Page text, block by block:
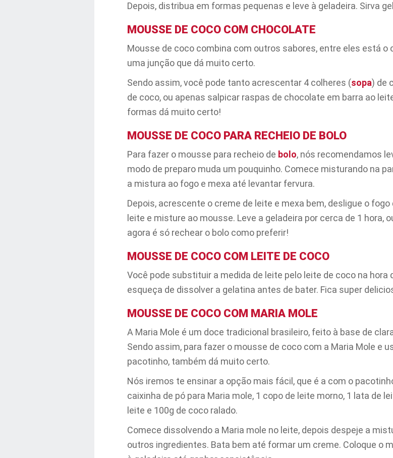
Depois, distribua em formas pequenas e leve à geladeira. Sirva
MOUSSE DE COCO COM CHOCOLATE
Mousse de coco combina com outros sabores, entre eles está o
uma junção que dá muito certo.
Sendo assim, você pode tanto acrescentar 4 colheres (sopa) de
de coco, ou apenas salpicar raspas de chocolate em barra ao
formas dá muito certo!
MOUSSE DE COCO PARA RECHEIO DE BOLO
Para fazer o mousse para recheio de bolo, nós recomendamos
modo de preparo muda um pouquinho. Comece misturando na
a mistura ao fogo e mexa até levantar fervura.
Depois, acrescente o creme de leite e mexa bem, desligue o
leite e misture ao mousse. Leve a geladeira por cerca de 1 hora,
agora é só rechear o bolo como preferir!
MOUSSE DE COCO COM LEITE DE COCO
Você pode substituir a medida de leite pelo leite de coco na
esqueça de dissolver a gelatina antes de bater. Fica super
MOUSSE DE COCO COM MARIA MOLE
A Maria Mole é um doce tradicional brasileiro, feito à base de
Sendo assim, para fazer o mousse de coco com a Maria Mole e
pacotinho, também dá muito certo.
Nós iremos te ensinar a opção mais fácil, que é a com o
caixinha de pó para Maria mole, 1 copo de leite morno, 1 lata de
leite e 100g de coco ralado.
Comece dissolvendo a Maria mole no leite, depois despeje a
outros ingredientes. Bata bem até formar um creme. Coloque o